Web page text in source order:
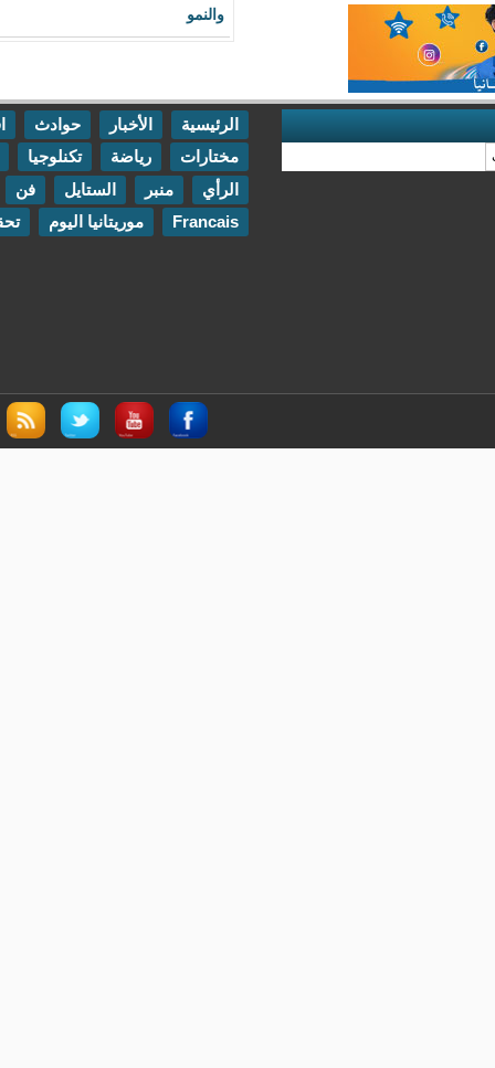
حوادث
اقتصاد
تكنلوجيا
مقابلات
الستايل فن
اتصل بنا
موريتانيا اليوم تحقيقات